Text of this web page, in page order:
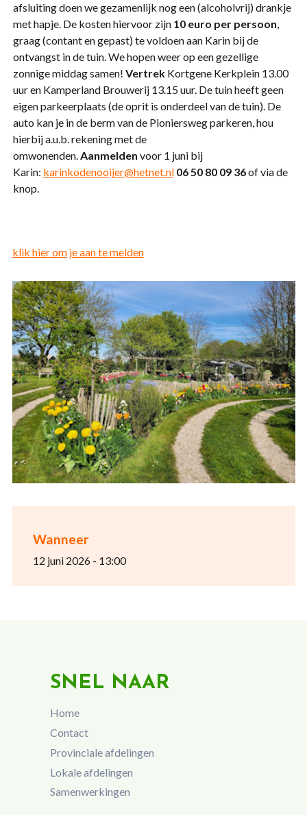
Wanneer
12 juni 2026 - 13:00
afsluiting doen we gezamenlijk nog een (alcoholvrij) drankje
met hapje. De kosten hiervoor zijn 10 euro per persoon,
graag (contant en gepast) te voldoen aan Karin bij de
ontvangst in de tuin. We hopen weer op een gezellige
zonnige middag samen! Vertrek Kortgene Kerkplein 13.00
uur en Kamperland Brouwerij 13.15 uur. De tuin heeft geen
eigen parkeerplaats (de oprit is onderdeel van de tuin). De
auto kan je in de berm van de Pioniersweg parkeren, hou
hierbij a.u.b. rekening met de
omwonenden.Aanmelden voor 1 juni bij
Karin: karinkodenooijer@hetnet.nl 06 50 80 09 36of via de
knop.
klik hier om je aan te melden
SNEL NAAR
Home
Contact
Provinciale afdelingen
Lokale afdelingen
Samenwerkingen